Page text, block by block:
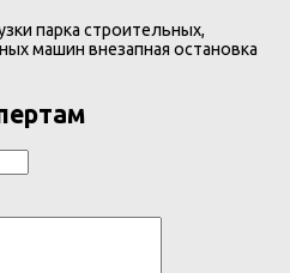
парка строительных,
машин внезапная остановка